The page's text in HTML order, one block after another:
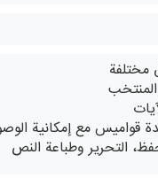
مختلفة
قواميس مع إمكانية
التحرير وطباعة النص